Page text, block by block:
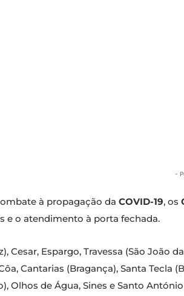
-
à propagação da COVID-19, os
e o atendimento à porta fechada.
Cesar, Espargo, Travessa (São João
Cantarias (Bragança), Santa Tecla
Olhos de Água, Sines e Santo